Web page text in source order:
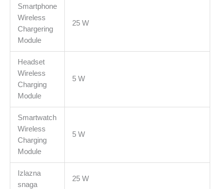
Smartphone
Wireless
Chargering
Module
25 W
Headset
Wireless
Charging
Module
5 W
Smartwatch
Wireless
Charging
Module
5 W
Izlazna
snaga
25 W